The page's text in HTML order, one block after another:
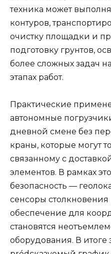
техника может
контуров,
очистку площадки и
подготовку грунтов,
более сложных задач
этапах работ.
Практические
автономные
дневной смене без
краны, которые могут
связанному с
элементов. В рамках
безопасность —
сенсоры
обеспечение для
становятся
оборудования. В итоге